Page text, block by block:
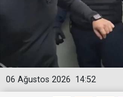
14:52
06 Ağustos 2026